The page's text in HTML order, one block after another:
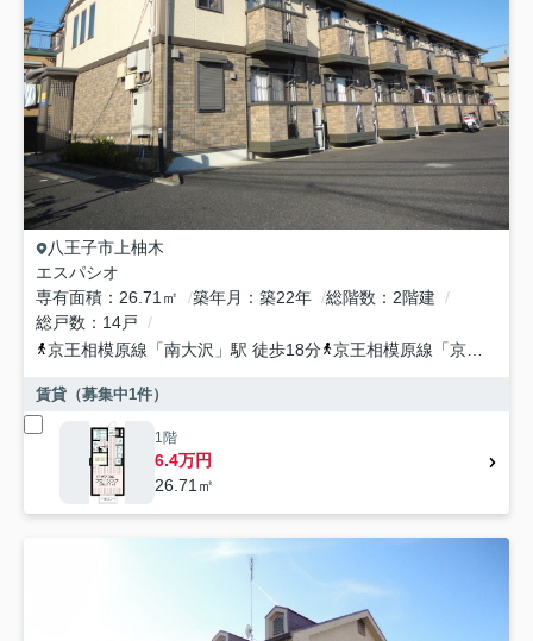
八王子市 上柚木
エスパシオ
専有面積
26.71㎡ 築年月 築22年 総階数
2階建
総戸数
14戸
京王相模原線 「南大沢 」駅 徒歩18分 京王相模原線 「京王堀之内
賃貸（募集中1件）
1階
6.4万円
26.71㎡